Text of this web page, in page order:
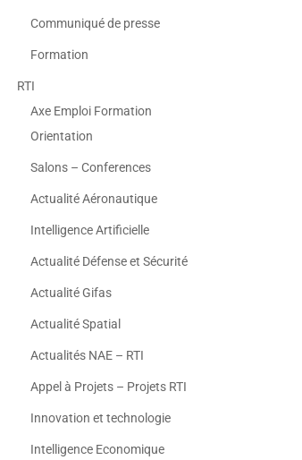
Communiqué de presse
Formation
RTI
Axe Emploi Formation
Orientation
Salons – Conferences
Actualité Aéronautique
Intelligence Artificielle
Actualité Défense et Sécurité
Actualité Gifas
Actualité Spatial
Actualités NAE – RTI
Appel à Projets – Projets RTI
Innovation et technologie
Intelligence Economique